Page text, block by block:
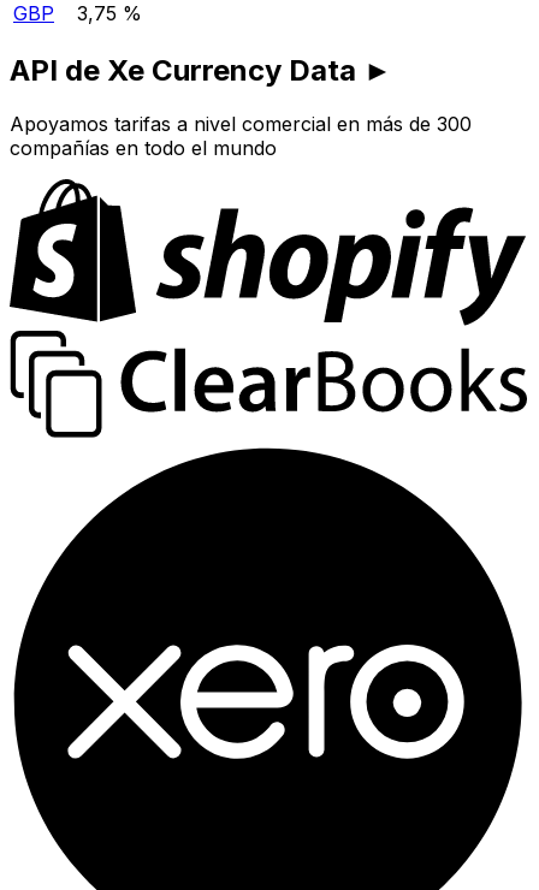
GBP
3,75 %
API de Xe Currency Data ►
Apoyamos tarifas a nivel comercial en más de 300
compañías en todo el mundo